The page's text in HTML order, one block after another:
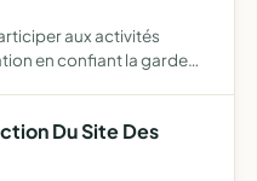
aux activités
en confiant la garde
Du Site Des